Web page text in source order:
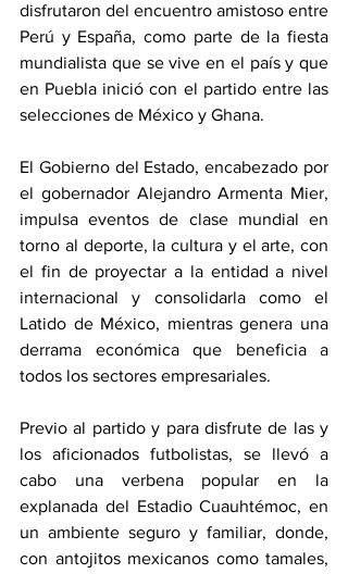
disfrutaron del encuentro amistoso entre
Perú y España, como parte de la fiesta
mundialista que se vive en el país y que
en Puebla inició con el partido entre las
selecciones de México y Ghana.
El Gobierno del Estado, encabezado por
el gobernador Alejandro Armenta Mier,
impulsa eventos de clase mundial en
torno al deporte, la cultura y el arte, con
el fin de proyectar a la entidad a nivel
internacional y consolidarla como el
Latido de México, mientras genera una
derrama económica que beneficia a
todos los sectores empresariales.
Previo al partido y para disfrute de las y
los aficionados futbolistas, se llevó a
cabo una verbena popular en la
explanada del Estadio Cuauhtémoc, en
un ambiente seguro y familiar, donde,
con antojitos mexicanos como tamales,